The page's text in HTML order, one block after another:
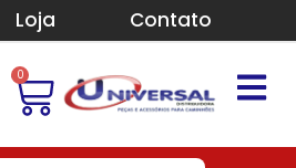
Loja Contato
0